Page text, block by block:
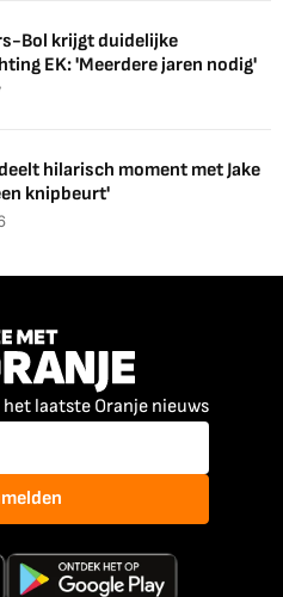
Bol krijgt duidelijke
EK: 'Meerdere jaren nodig'
hilarisch moment met Jake
knipbeurt'
laatste Oranje nieuws